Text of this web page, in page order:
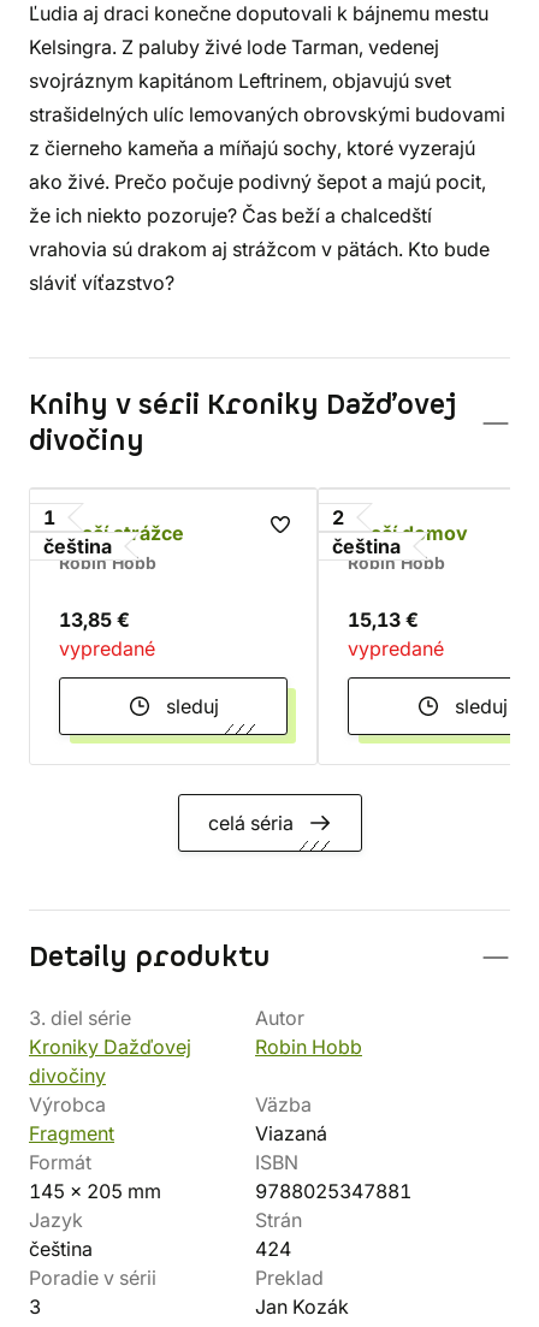
Ľudia aj draci konečne doputovali k bájnemu mestu
Kelsingra. Z paluby živé lode Tarman, vedenej
svojráznym kapitánom Leftrinem, objavujú svet
strašidelných ulíc lemovaných obrovskými budovami
z čierneho kameňa a míňajú sochy, ktoré vyzerajú
ako živé. Prečo počuje podivný šepot a majú pocit,
že ich niekto pozoruje? Čas beží a chalcedští
vrahovia sú drakom aj strážcom v pätách. Kto bude
sláviť víťazstvo?
Knihy v sérii Kroniky Dažďovej
divočiny
1
čeština
Dračí strážce
Robin Hobb
13,85 €
vypredané
sleduj
2
čeština
Dračí domov
Robin Hobb
15,13 €
vypredané
sleduj
celá séria
Detaily produktu
3. diel série
Kroniky Dažďovej
divočiny
Autor
Robin Hobb
Výrobca
Fragment
Väzba
Viazaná
Formát
145 x 205 mm
ISBN
9788025347881
Jazyk
čeština
Strán
424
Poradie v sérii
3
Preklad
Jan Kozák